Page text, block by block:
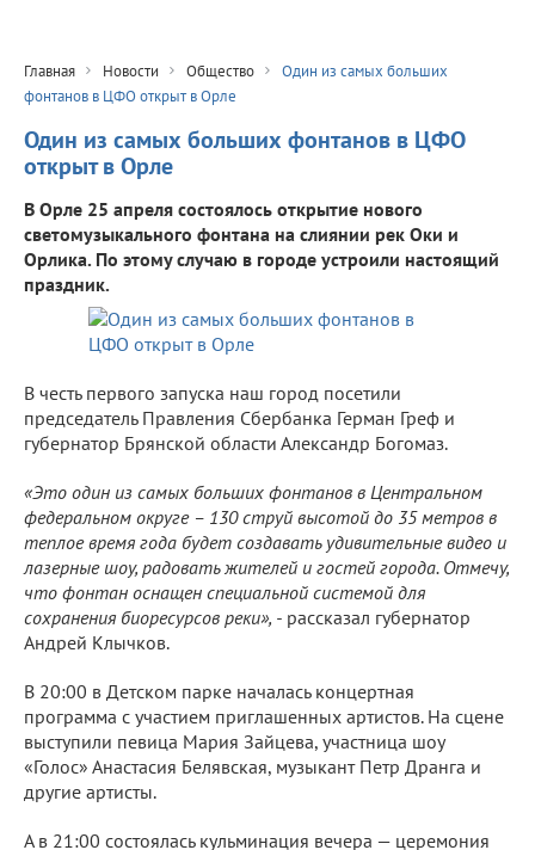
Главная Новости Общество
Один из самых больших
фонтанов в ЦФО открыт в Орле
Один из самых больших фонтанов в ЦФО
открыт в Орле
В Орле 25 апреля состоялось открытие нового
светомузыкального фонтана на слиянии рек Оки и
Орлика. По этому случаю в городе устроили настоящий
праздник.
В честь первого запуска наш город посетили
председатель Правления Сбербанка Герман Греф и
губернатор Брянской области Александр Богомаз.
«Это один из самых больших фонтанов в Центральном
федеральном округе – 130 струй высотой до 35 метров в
теплое время года будет создавать удивительные видео и
лазерные шоу, радовать жителей и гостей города. Отмечу,
что фонтан оснащен специальной системой для
сохранения биоресурсов реки», - рассказал губернатор
Андрей Клычков.
В 20:00 в Детском парке началась концертная
программа с участием приглашенных артистов. На сцене
выступили певица Мария Зайцева, участница шоу
«Голос» Анастасия Белявская, музыкант Петр Дранга и
другие артисты.
А в 21:00 состоялась кульминация вечера — церемония